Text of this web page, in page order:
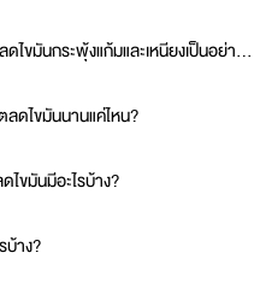
ผลลัพธ์หลังการทำโปรแกรมแฟตลดไขมันกระพุ้งแก้มและเหนียงเป็นอย่างไร?
ลดไขมันนานแค่ไหน?
ไขมันมีอะไรบ้าง?
บ้าง?